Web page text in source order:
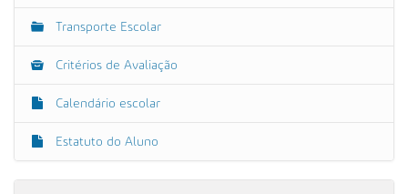
Transporte Escolar
Critérios de Avaliação
Calendário escolar
Estatuto do Aluno